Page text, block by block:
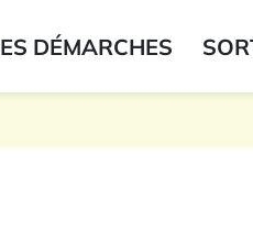
DÉMARCHES